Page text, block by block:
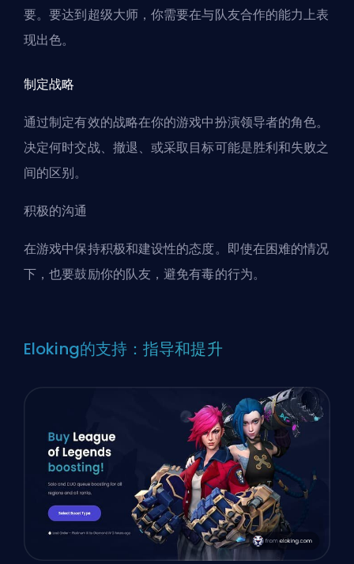
要。要达到超级大师，你需要在与队友合作的能力上表
现出色。
制定战略
通过制定有效的战略在你的游戏中扮演领导者的角色。
决定何时交战、撤退、或采取目标可能是胜利和失败之
间的区别。
积极的沟通
在游戏中保持积极和建设性的态度。即使在困难的情况
下，也要鼓励你的队友，避免有毒的行为。
Eloking的支持：指导和提升